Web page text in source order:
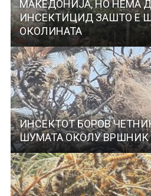
МАКЕДОНИЈА, НО НЕМА
ИНСЕКТИЦИД ЗАШТО Е
ОКОЛИНАТА
ИНСЕКТОТ БОРОВ
ШУМАТА ОКОЛУ ВРШНИК